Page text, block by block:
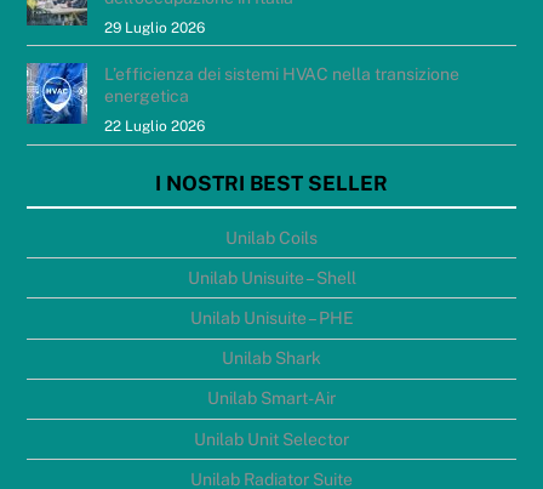
29 Luglio 2026
L’efficienza dei sistemi HVAC nella transizione
energetica
22 Luglio 2026
I NOSTRI BEST SELLER
Unilab Coils
Unilab Unisuite – Shell
Unilab Unisuite – PHE
Unilab Shark
Unilab Smart-Air
Unilab Unit Selector
Unilab Radiator Suite